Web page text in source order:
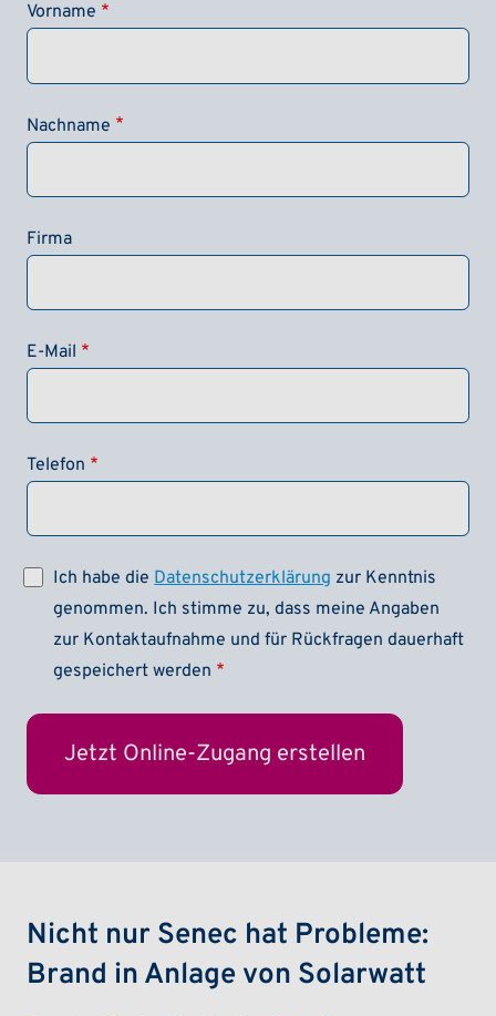
Vorname
Nachname
Firma
E-Mail
Telefon
Ich habe dieDatenschutzerklärung zur Kenntnis
genommen. Ich stimme zu, dass meine Angaben
zur Kontaktaufnahme und für Rückfragen dauerhaft
gespeichert werden
Nicht nur Senec hat Probleme:
Brand in Anlage von Solarwatt